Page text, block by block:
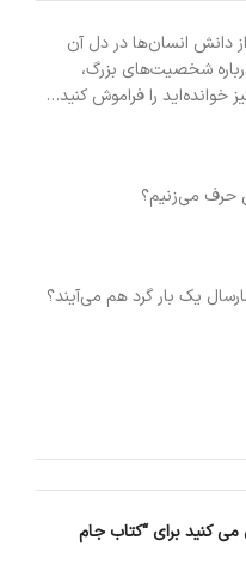
دانش انسان‌ها در دل آن
شخصیت‌های بزرگ،
را فراموش کنید…
حرف می‌زنیم؟
یک بار گرد هم می‌آیند؟
می کنید برای “کتاب جام